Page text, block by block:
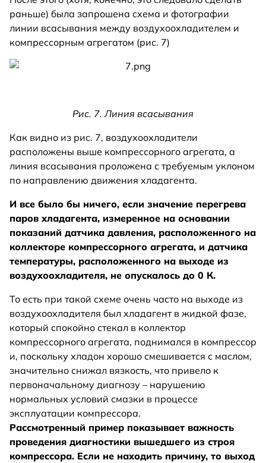
раньше) была запрошена схема и фотографии
линии всасывания между воздухоохладителем и
компрессорным агрегатом (рис. 7)
Рис. 7. Линия всасывания
Как видно из рис. 7, воздухоохладители
расположены выше компрессорного агрегата, а
линия всасывания проложена с требуемым уклоном
по направлению движения хладагента.
И все было бы ничего, если значение перегрева
паров хладагента, измеренное на основании
показаний датчика давления, расположенного на
коллекторе компрессорного агрегата, и датчика
температуры, расположенного на выходе из
воздухоохладителя, не опускалось до 0 К.
То есть при такой схеме очень часто на выходе из
воздухоохладителя был хладагент в жидкой фазе,
который спокойно стекал в коллектор
компрессорного агрегата, поднимался в компрессор
и, поскольку хладон хорошо смешивается с маслом,
значительно снижал вязкость, что привело к
первоначальному диагнозу – нарушению
нормальных условий смазки в процессе
эксплуатации компрессора.
Рассмотренный пример показывает важность
проведения диагностики вышедшего из строя
компрессора. Если не находить причину, то выход